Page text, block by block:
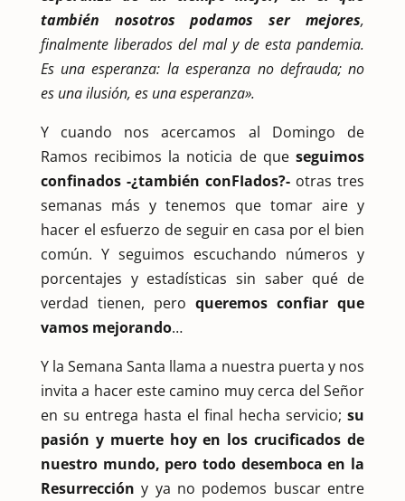
también nosotros podamos ser mejores,
finalmente liberados del mal y de esta pandemia.
Es una esperanza: la esperanza no defrauda; no
es una ilusión, es una esperanza».
Y cuando nos acercamos al Domingo de
Ramos recibimos la noticia de queseguimos
confinados -¿también conFIados?- otras tres
semanas más y tenemos que tomar aire y
hacer el esfuerzo de seguir en casa por el bien
común. Y seguimos escuchando números y
porcentajes y estadísticas sin saber qué de
verdad tienen, peroqueremos confiarque
vamos mejorando…
Y la Semana Santa llama a nuestra puerta y nos
invita a hacer este camino muy cerca del Señor
en su entrega hasta el final hecha servicio;su
pasión y muerte hoy en los crucificados de
nuestro mundo, pero todo desemboca en la
Resurrección y ya no podemos buscar entre